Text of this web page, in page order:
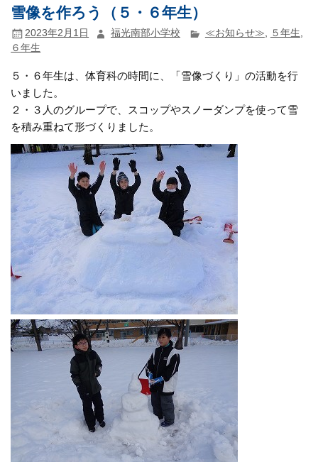
雪像を作ろう（５・６年生）
2023年2月1日 福光南部小学校 ≪お知らせ≫, ５年生,
６年生
５・６年生は、体育科の時間に、「雪像づくり」の活動を行
いました。
２・３人のグループで、スコップやスノーダンプを使って雪
を積み重ねて形づくりました。